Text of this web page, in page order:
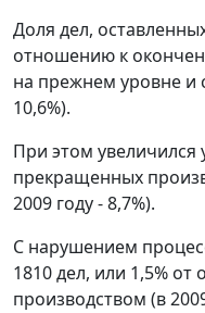
Доля дел,
отношению к
на прежнем уровне и
10,6%).
При этом увеличился
прекращенных
2009 году - 8,7%).
С нарушением
1810 дел, или 1,5%
производством (в